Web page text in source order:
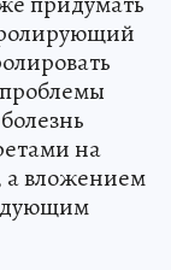
на
а вложением